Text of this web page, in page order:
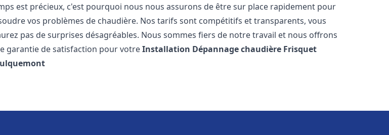
est précieux, c'est pourquoi nous nous assurons de être sur place rapidement pour
vos problèmes de chaudière. Nos tarifs sont compétitifs et transparents, vous
pas de surprises désagréables. Nous sommes fiers de notre travail et nous offrons
garantie de satisfaction pour votreInstallation Dépannage chaudière Frisquet